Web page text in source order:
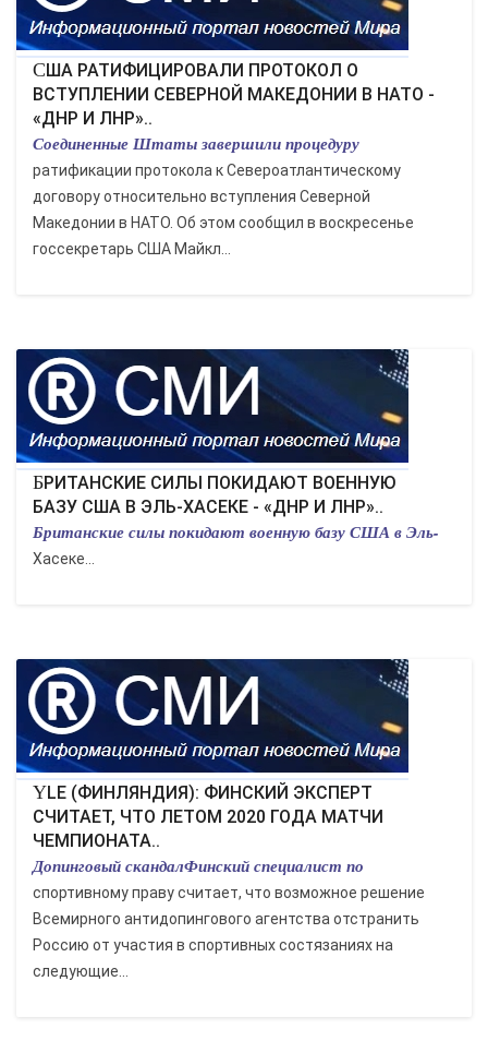
КУЛЬТУРА
СПОРТ
ВОЕННЫЕ ДЕЙСТВИЯ
ПРОИСШЕСТВИЯ
США РАТИФИЦИРОВАЛИ ПРОТОКОЛ О
ВСТУПЛЕНИИ СЕВЕРНОЙ МАКЕДОНИИ В НАТО -
«ДНР И ЛНР»..
Соединенные Штаты завершили процедуру
ратификации протокола к Североатлантическому
договору относительно вступления Северной
Македонии в НАТО. Об этом сообщил в воскресенье
госсекретарь США Майкл...
БРИТАНСКИЕ СИЛЫ ПОКИДАЮТ ВОЕННУЮ
БАЗУ США В ЭЛЬ-ХАСЕКЕ - «ДНР И ЛНР»..
Британские силы покидают военную базу США в Эль-
Хасеке...
YLE (ФИНЛЯНДИЯ): ФИНСКИЙ ЭКСПЕРТ
СЧИТАЕТ, ЧТО ЛЕТОМ 2020 ГОДА МАТЧИ
ЧЕМПИОНАТА..
Допинговый скандалФинский специалист по
спортивному праву считает, что возможное решение
Всемирного антидопингового агентства отстранить
Россию от участия в спортивных состязаниях на
следующие...